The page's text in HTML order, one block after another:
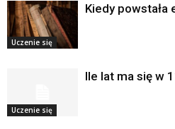
Uczenie się
Kiedy powstała
Uczenie się
Ile lat ma się w